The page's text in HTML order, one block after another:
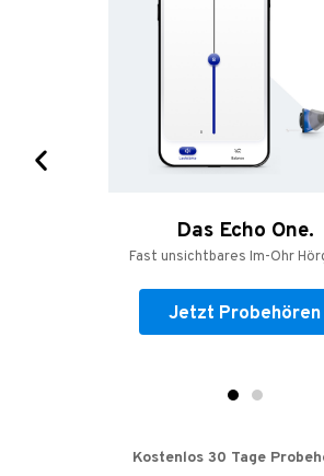
Das Echo One.
Fast unsichtbares Im-Ohr
Jetzt Probehören
Kostenlos 30 Tage